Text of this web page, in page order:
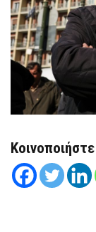
Κοινοποιήστε